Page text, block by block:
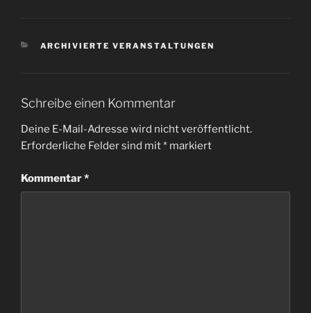
KATEGORIEN
ARCHIVIERTE VERANSTALTUNGEN
Schreibe einen Kommentar
Deine E-Mail-Adresse wird nicht veröffentlicht.
Erforderliche Felder sind mit* markiert
Kommentar*